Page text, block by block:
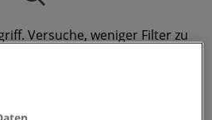
Versuche, weniger Filter zu